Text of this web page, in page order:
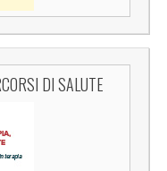
DI SALUTE